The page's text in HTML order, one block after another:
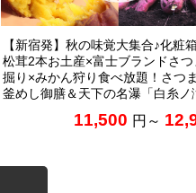
【新宿発】秋の味覚大集合♪化粧
松茸2本お土産×富士ブランドさつ
掘り×みかん狩り食べ放題！さつ
釜めし御膳＆天下の名瀑「白糸ノ
11,500 円～